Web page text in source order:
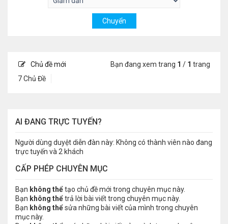
Chủ đề mới
7 Chủ Đề
Bạn đang xem trang 1 / 1 trang
AI ĐANG TRỰC TUYẾN?
Người dùng duyệt diễn đàn này: Không có thành viên nào đang
trực tuyến và 2 khách
CẤP PHÉP CHUYÊN MỤC
Bạn không thểtạo chủ đề mới trong chuyên mục này.
Bạn không thểtrả lời bài viết trong chuyên mục này.
Bạn không thểsửa những bài viết của mình trong chuyên
mục này.